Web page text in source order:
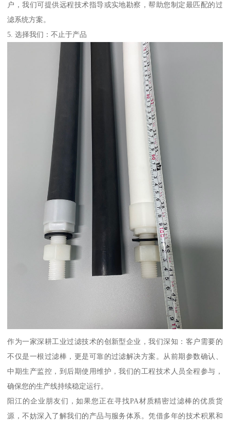
户，我们可提供远程技术指导或实地勘察，帮助您制定最匹配的过
滤系统方案。
5. 选择我们：不止于产品
作为一家深耕工业过滤技术的创新型企业，我们深知：客户需要的
不仅是一根过滤棒，更是可靠的过滤解决方案。从前期参数确认、
中期生产监控，到后期使用维护，我们的工程技术人员全程参与，
确保您的生产线持续稳定运行。
阳江的企业朋友们，如果您正在寻找PA材质精密过滤棒的优质货
源，不妨深入了解我们的产品与服务体系。凭借多年的技术积累和